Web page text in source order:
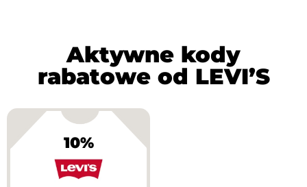
Aktywne kody
rabatowe od LEVI’S
10%